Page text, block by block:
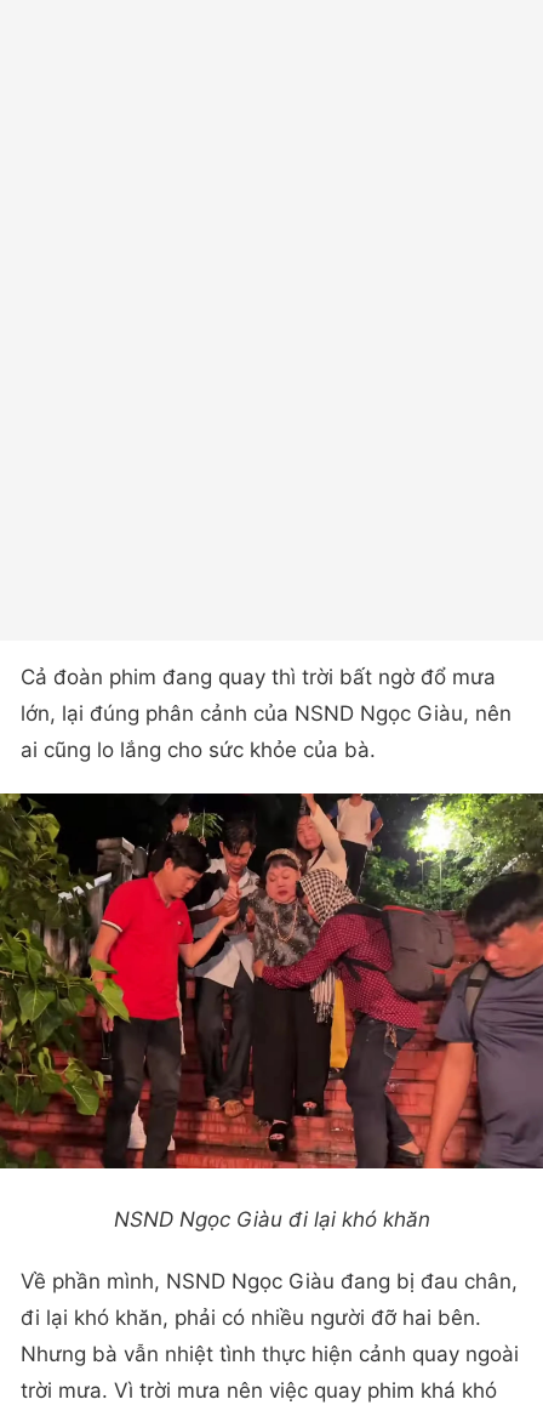
Cả đoàn phim đang quay thì trời bất ngờ đổ mưa
lớn, lại đúng phân cảnh của NSND Ngọc Giàu, nên
ai cũng lo lắng cho sức khỏe của bà.
NSND Ngọc Giàu đi lại khó khăn
Về phần mình, NSND Ngọc Giàu đang bị đau chân,
đi lại khó khăn, phải có nhiều người đỡ hai bên.
Nhưng bà vẫn nhiệt tình thực hiện cảnh quay ngoài
trời mưa. Vì trời mưa nên việc quay phim khá khó